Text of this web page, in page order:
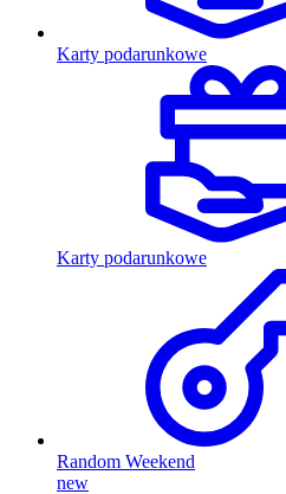
Karty podarunkowe
Karty podarunkowe
Random Weekend
new